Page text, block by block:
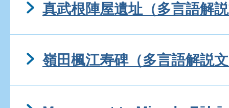
真武根陣屋遺址（多言語解
嶺田楓江寿碑（多言語解説